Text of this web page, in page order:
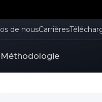
de nousCarrières
Méthodologie